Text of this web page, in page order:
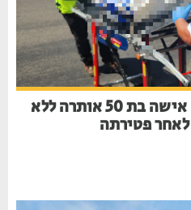
טרגדיה ביקנעם עילית: אישה בת 50 אותרה ללא
פטירתה